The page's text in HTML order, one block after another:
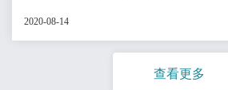
2020-08-14
查看更多